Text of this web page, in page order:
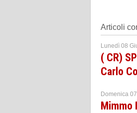
Articoli
Lunedì 08
( CR)
Carlo
Domenica